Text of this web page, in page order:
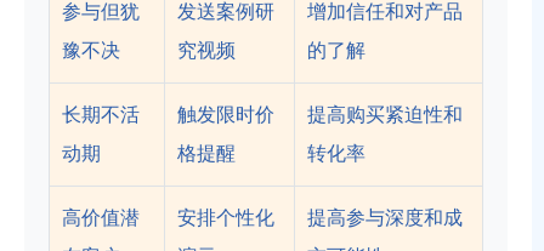
参与但犹
豫不决
发送案例研
究视频
增加信任和对产品
的了解
长期不活
动期
触发限时价
格提醒
提高购买紧迫性和
转化率
高价值潜
安排个性化
提高参与深度和成